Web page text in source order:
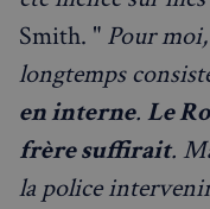
Smith. " Pour
longtemps
en interne. Le
frère suffirait.
la police